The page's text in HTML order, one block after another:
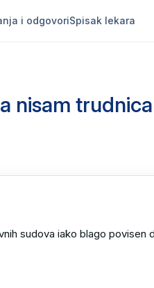
i odgovoriSpisak lekara
nisam
sudova iako blago povisen